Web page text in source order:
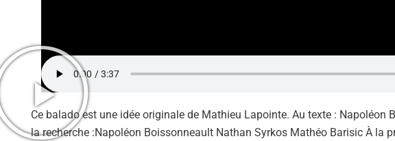
Ce balado est une idée originale de Mathieu Lapointe. Au texte :
la recherche :Napoléon Boissonneault Nathan Syrkos Mathéo Barisic À la